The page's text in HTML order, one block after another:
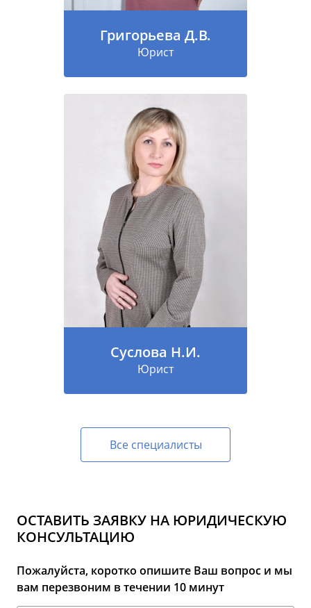
Григорьева Д.В.
Юрист
Суслова Н.И.
Юрист
Все специалисты
ОСТАВИТЬ ЗАЯВКУ НА ЮРИДИЧЕСКУЮ
КОНСУЛЬТАЦИЮ
Пожалуйста, коротко опишите Ваш вопрос и мы
вам перезвоним в течении 10 минут